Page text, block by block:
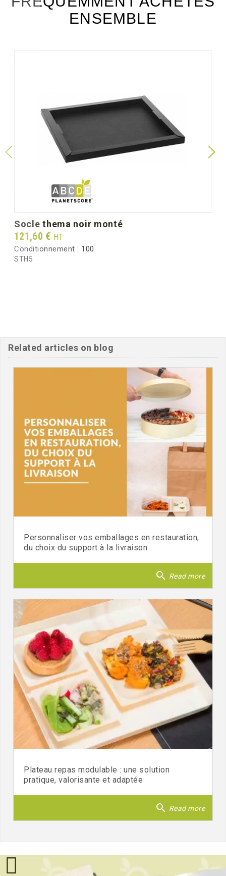
ENSEMBLE
socle thema noir monté
Prix
121,60 € HT
Conditionnement : 100
STH5
Related articles on blog
Personnaliser vos emballages en restauration,
du choix du support à la livraison
search Read more
Plateau repas modulable : une solution
pratique, valorisante et adaptée
search Read more